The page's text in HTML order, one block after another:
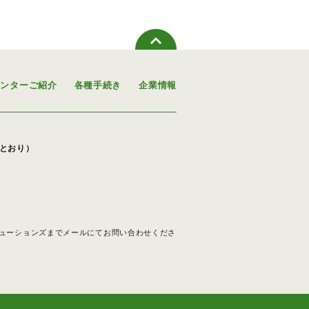
ターご紹介 各種手続き 企業情報
おり）
ションズまでメールにてお問い合わせくださ